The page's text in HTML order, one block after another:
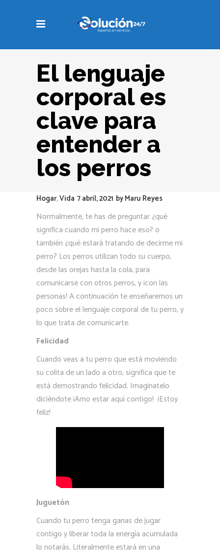
El lenguaje
corporal es
clave para
entender a
los perros
Hogar,Vida 7 abril, 2021 byMaru Reyes
Normalmente, te has de preguntar ¿qué
significa cuando mi perro hace eso? o
también ¿qué estará tratando de decirme mi
perro? Los perros utilizan todo su cuerpo,
desde las orejas hasta la cola, para
comunicarse con otros perros, y ¡con las
personas! A continuación te enseñaremos un
poco sobre el lenguaje corporal de tu perro, y
lo que trata de comunicarte.
Felicidad
Cuando veas a tu perro que está moviendo
su colita de un lado a otro, significa que te
está demostrando felicidad. Imaginatelo
diciéndote ¡Amo estar aquí contigo! ¡Estoy
feliz!
Juguetón
Cuando tu perro tenga ganas de jugar
contigo y liberar toda la energía acumulada
lo notarás. Literalmente estará en una